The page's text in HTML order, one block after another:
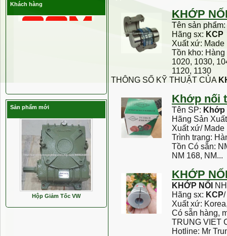
KHỚP
Tên sản phẩm:
Hãng sx: KCP
Xuất xứ: Made
Tồn kho:
1020, 1030,
1120, 1130
THÔNG SỐ KỸ THUẬT CỦA
Khớp nối
Tên SP: Khớp
Hãng Sản
Xuất xứ/ Made
Trình trạng:
Tồn Có sẵn:
NM 168, NM...
KHỚP
KHỚP NỐI
Hãng sx: KCP/
Xuất xứ:
Có sẵn hàng,
TRUNG VIET
Hotline: Mr
Khách hàng
Sản phẩm mới
Hộp Giảm Tốc VW